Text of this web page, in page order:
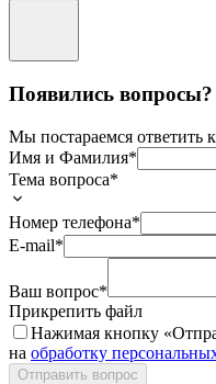
Появились вопросы?
Мы постараемся ответить
Имя и Фамилия*
Тема вопроса*
Номер телефона*
E-mail*
Ваш вопрос*
Прикрепить файл
Нажимая кнопку «
на обработку
Отправить вопрос